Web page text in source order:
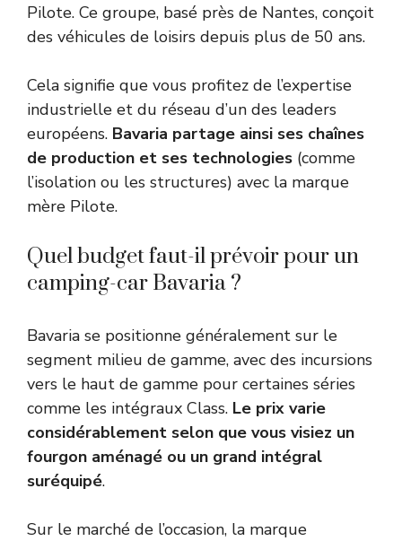
Pilote. Ce groupe, basé près de Nantes, conçoit
des véhicules de loisirs depuis plus de 50 ans.
Cela signifie que vous profitez de l’expertise
industrielle et du réseau d’un des leaders
européens. Bavaria partage ainsi ses chaînes
de production et ses technologies (comme
l’isolation ou les structures) avec la marque
mère Pilote.
Quel budget faut-il prévoir pour un
camping-car Bavaria ?
Bavaria se positionne généralement sur le
segment milieu de gamme, avec des incursions
vers le haut de gamme pour certaines séries
comme les intégraux Class. Le prix varie
considérablement selon que vous visiez un
fourgon aménagé ou un grand intégral
suréquipé.
Sur le marché de l’occasion, la marque